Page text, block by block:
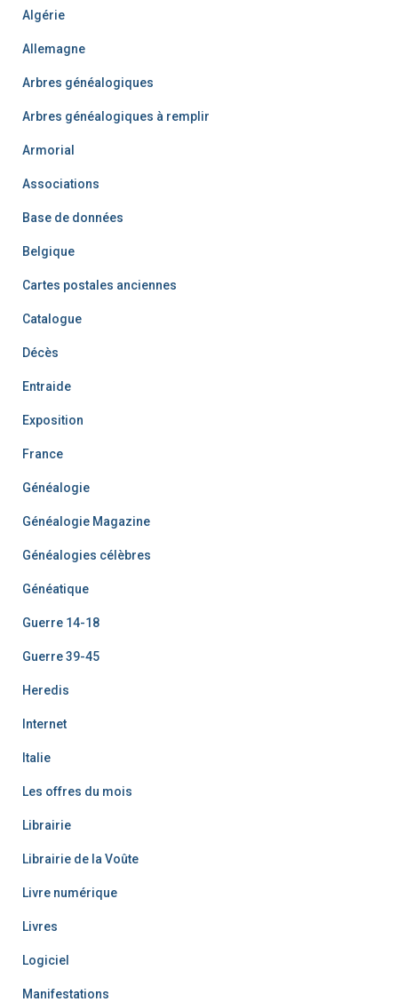
Algérie
Allemagne
Arbres généalogiques
Arbres généalogiques à remplir
Armorial
Associations
Base de données
Belgique
Cartes postales anciennes
Catalogue
Décès
Entraide
Exposition
France
Généalogie
Généalogie Magazine
Généalogies célèbres
Généatique
Guerre 14-18
Guerre 39-45
Heredis
Internet
Italie
Les offres du mois
Librairie
Librairie de la Voûte
Livre numérique
Livres
Logiciel
Manifestations